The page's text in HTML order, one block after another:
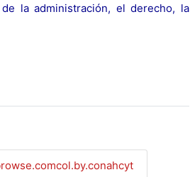
la administración, el derecho, la